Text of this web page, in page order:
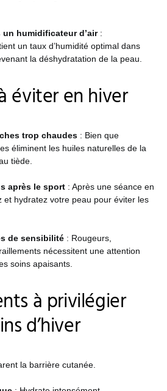
humidificateur d’air:
un taux d’humidité optimal dans
la déshydratation de la peau.
éviter en hiver
trop chaudes : Bien que
éliminent les huiles naturelles de la
tiède.
après le sport : Après une séance en
et hydratez votre peau pour éviter les
de sensibilité : Rougeurs,
nécessitent une attention
soins apaisants.
à privilégier
d’hiver
la barrière cutanée.